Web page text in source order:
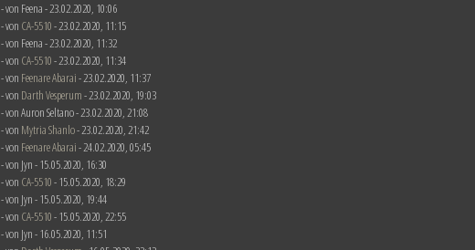
- von Feena - 23.02.2020, 10:06
- von CA-5510- 23.02.2020, 11:15
- von Feena - 23.02.2020, 11:32
- von CA-5510- 23.02.2020, 11:34
- von Feenare Abarai- 23.02.2020, 11:37
- von Darth Vesperum- 23.02.2020, 19:03
- von Auron Seltano - 23.02.2020, 21:08
- von Mytria Shanlo- 23.02.2020, 21:42
- von Feenare Abarai- 24.02.2020, 05:45
- von Jyn - 15.05.2020, 16:30
- von CA-5510- 15.05.2020, 18:29
- von Jyn - 15.05.2020, 19:44
- von CA-5510- 15.05.2020, 22:55
- von Jyn - 16.05.2020, 11:51